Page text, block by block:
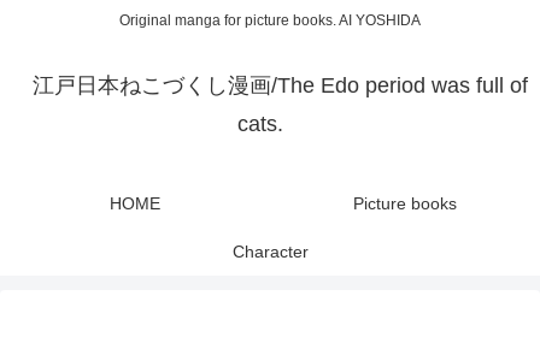
Original manga for picture books. AI YOSHIDA
江戸日本ねこづくし漫画/The Edo period was full of
cats.
HOME Picture books
Character